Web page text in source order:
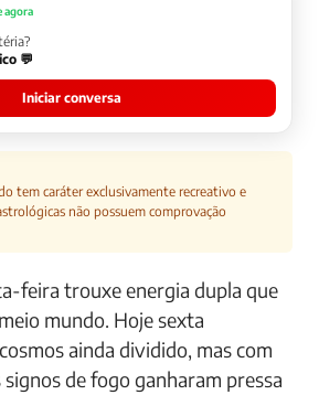
agora
💬
Iniciar conversa
tem caráter exclusivamente recreativo e
não possuem comprovação
mundo. Hoje sexta
ainda dividido, mas com
de fogo ganharam pressa